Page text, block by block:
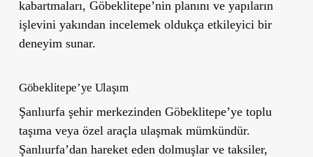
kabartmaları, Göbeklitepe’nin planını ve yapıların
işlevini yakından incelemek oldukça etkileyici bir
deneyim sunar.
Göbeklitepe’ye Ulaşım
Şanlıurfa şehir merkezinden Göbeklitepe’ye toplu
taşıma veya özel araçla ulaşmak mümkündür.
Şanlıurfa’dan hareket eden dolmuşlar ve taksiler,